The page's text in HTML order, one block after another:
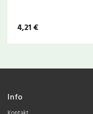
4,21 €
Info